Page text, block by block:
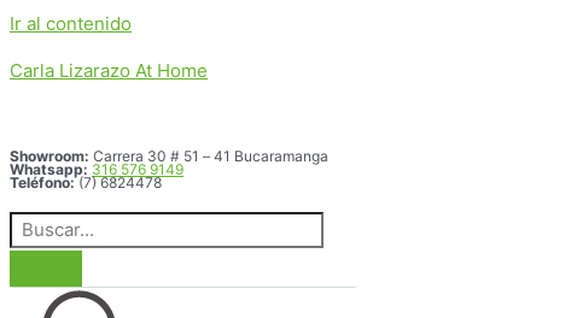
Ir al contenido
Carla Lizarazo At Home
Showroom: Carrera 30 # 51 – 41 Bucaramanga
Whatsapp: 316 576 9149
Teléfono: (7) 6824478